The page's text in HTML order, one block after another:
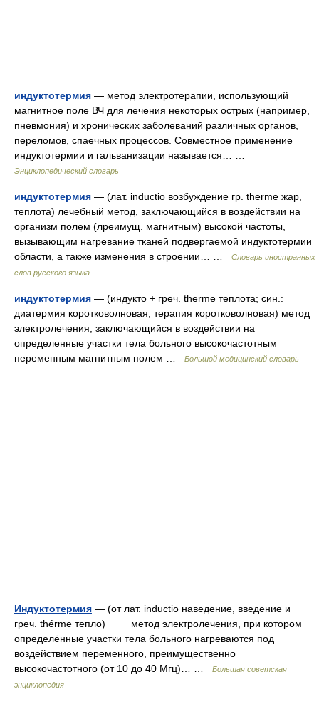
индуктотермия — метод электротерапии, использующий
магнитное поле ВЧ для лечения некоторых острых (например,
пневмония) и хронических заболеваний различных органов,
переломов, спаечных процессов. Совместное применение
индуктотермии и гальванизации называется… …
Энциклопедический словарь
индуктотермия — (лат. inductio возбуждение гр. therme жар,
теплота) лечебный метод, заключающийся в воздействии на
организм полем (лреимущ. магнитным) высокой частоты,
вызывающим нагревание тканей подвергаемой индуктотермии
области, а также изменения в строении… …
Словарь иностранных
слов русского языка
индуктотермия — (индукто + греч. therme теплота; син.:
диатермия коротковолновая, терапия коротковолновая) метод
электролечения, заключающийся в воздействии на
определенные участки тела больного высокочастотным
переменным магнитным полем …
Большой медицинский словарь
Индуктотермия — (от лат. inductio наведение, введение и
греч. thérme тепло) метод электролечения, при котором
определённые участки тела больного нагреваются под
воздействием переменного, преимущественно
высокочастотного (от 10 до 40 Мгц)… …
Большая советская
энциклопедия